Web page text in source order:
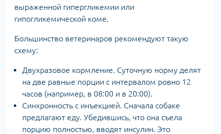
выраженной гипергликемии или
гипогликемической коме.
Большинство ветеринаров рекомендуют такую
схему:
Двухразовое кормление. Суточную норму делят
на две равные порции с интервалом ровно 12
часов (например, в 08:00 и в 20:00).
Синхронность с инъекцией. Сначала собаке
предлагают еду. Убедившись, что она съела
порцию полностью, вводят инсулин. Это